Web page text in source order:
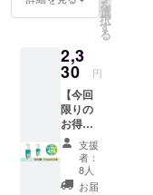
をお試
しくだ
さい。
※ご注文
状況、
製造状
況の都
合等に
より出
荷時期
せん、
トイレ
ます。
粒が小
さい他
社の猫
砂から
切り替
える
（通常
1200
円） ・
杉の精
100ml
：ご提
供（一
般販売
予定価
格：
1980
を
選
択
す
る
2,3
30 円
【今回
限りの
お得な
早割】
・杉の
100ml 2
支援
者：
8人
お届